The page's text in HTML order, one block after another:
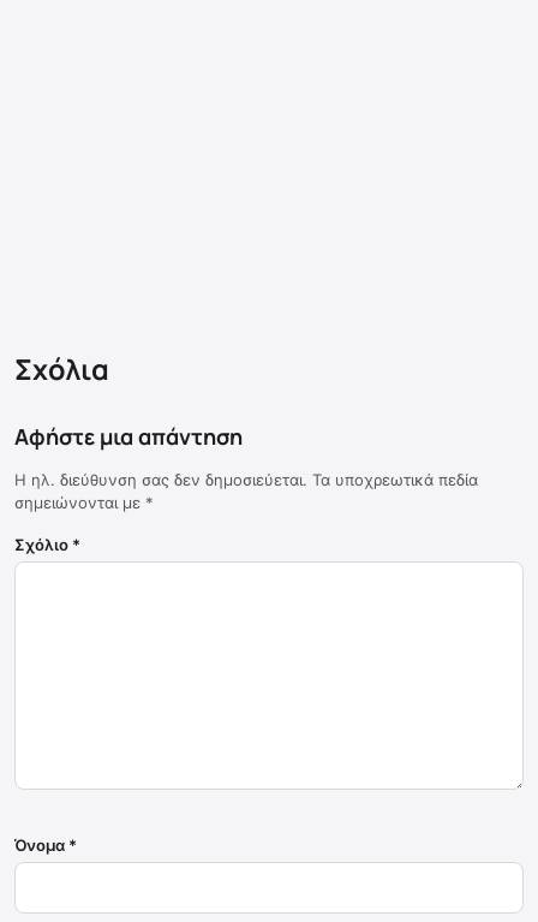
Σχόλια
Αφήστε μια απάντηση
Η ηλ. διεύθυνση σας δεν δημοσιεύεται. Τα υποχρεωτικά πεδία
σημειώνονται με *
Σχόλιο *
Όνομα *